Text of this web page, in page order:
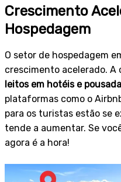
Crescimento
Hospedagem
O setor de hospedagem
crescimento acelerado. A
leitos em hotéis e
plataformas como o
para os turistas estão se
tende a aumentar. Se
agora é a hora!